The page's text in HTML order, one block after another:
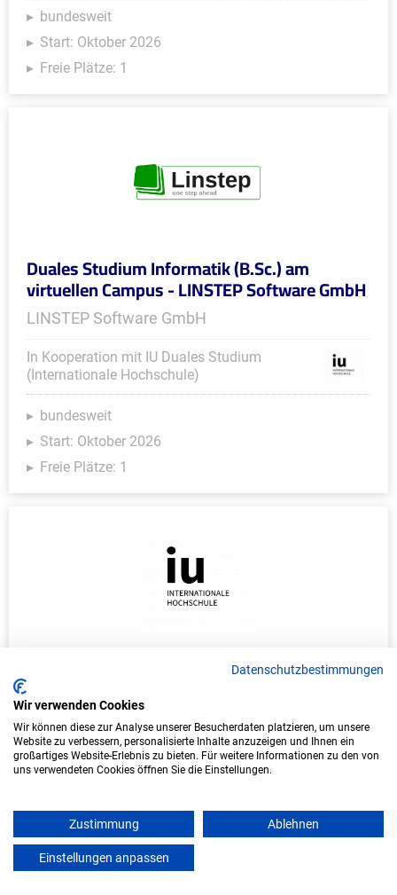
bundesweit
Start: Oktober 2026
Freie Plätze: 1
Duales Studium Informatik (B.Sc.) am
virtuellen Campus - LINSTEP Software GmbH
LINSTEP Software GmbH
In Kooperation mit IU Duales Studium
(Internationale Hochschule)
bundesweit
Start: Oktober 2026
Freie Plätze: 1
Duales Studium Informatik (B.Sc.) am
In Kooperation mit IU Duales Studium (Internationale
Hochschule)
bundesweit
Start: Oktober 2026
Freie Plätze: 1
Datenschutzbestimmungen
Wir verwenden Cookies
Wir können diese zur Analyse unserer Besucherdaten platzieren, um unsere
Website zu verbessern, personalisierte Inhalte anzuzeigen und Ihnen ein
großartiges Website-Erlebnis zu bieten. Für weitere Informationen zu den von
uns verwendeten Cookies öffnen Sie die Einstellungen.
Zustimmung Ablehnen
Einstellungen anpassen